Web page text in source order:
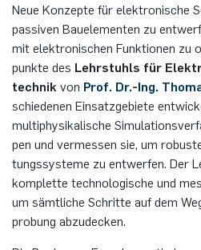
Neue Kon­zep­te für elek­tro­ni­sche
pas­si­ven Bau­ele­men­ten zu
mit elek­tro­ni­schen Funk­tio­nen zu
punk­te des Lehr­stuhls für
tech­nik von Prof. Dr.-Ing.
schie­de­nen Ein­satz­ge­bie­te
mul­ti­phy­si­ka­li­sche
pen und ver­mes­sen sie, um
tungs­sys­te­me zu ent­wer­fen. Der
kom­plet­te tech­no­lo­gi­sche und
um sämt­li­che Schrit­te auf dem
pro­bung ab­zu­de­cken.